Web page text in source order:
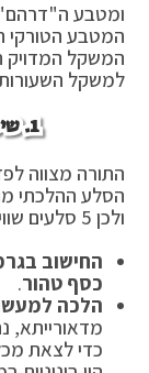
ומטבע ה"דרהם"
המטבע הטורקי
המשקל המדויק
למשקל השעורות – שהוא
1. שיעור פדיון הבן (חמישה סלעים)
התורה מצווה
ולכן 5 סלעים שווים ל-1,920 גרעיני שעורה.
החישוב
כסף טהור.
הלכה
מדאורייתא,
כדי לצאת